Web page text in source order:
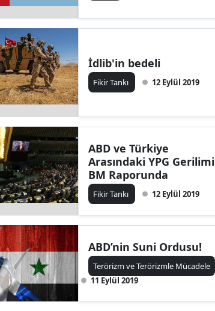
İdlib'in bedeli
Fikir Tankı 12 Eylül 2019
ABD ve Türkiye
Arasındaki YPG Gerilimi
BM Raporunda
Fikir Tankı 12 Eylül 2019
ABD’nin Suni Ordusu!
Terörizm ve Terörizmle Mücadele
11 Eylül 2019